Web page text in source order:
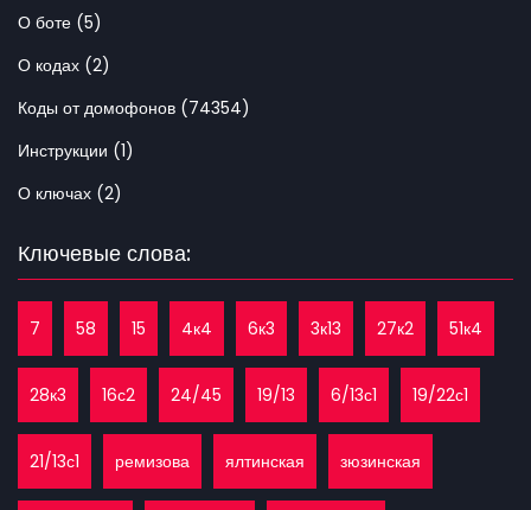
О боте (5)
О кодах (2)
Коды от домофонов (74354)
Инструкции (1)
О ключах (2)
Ключевые слова:
7 58 15 4к4 6к3 3к13 27к2 51к4
28к3 16с2 24/45 19/13 6/13с1 19/22с1
21/13с1 ремизова ялтинская зюзинская